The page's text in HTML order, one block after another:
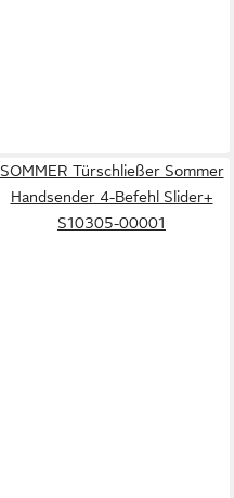
SOMMER Türschließer Sommer
Handsender 4-Befehl Slider+
S10305-00001